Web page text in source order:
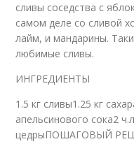
сливы соседства с
самом деле со сливой
лайм, и мандарины.
любимые сливы.
ИНГРЕДИЕНТЫ
1.5 кг сливы1.25 кг
апельсинового сока2
цедрыПОШАГОВЫЙ